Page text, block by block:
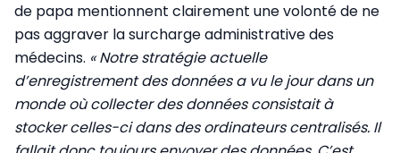
de papa mentionnent clairement une volonté de ne
pas aggraver la surcharge administrative des
médecins. « Notre stratégie actuelle
d’enregistrement des données a vu le jour dans un
monde où collecter des données consistait à
stocker celles-ci dans des ordinateurs centralisés. Il